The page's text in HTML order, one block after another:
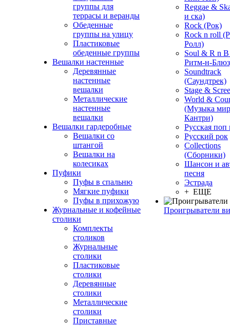
группы для
террасы и веранды
Обеденные
группы на улицу
Пластиковые
обеденные группы
Вешалки настенные
Деревянные
настенные
вешалки
Металлические
настенные
вешалки
Вешалки гардеробные
Вешалки со
штангой
Вешалки на
колесиках
Пуфики
Пуфы в спальню
Мягкие пуфики
Пуфы в прихожую
Журнальные и кофейные
столики
Комплекты
столиков
Журнальные
столики
Пластиковые
столики
Деревянные
столики
Металлические
столики
Приставные
Reggae &
и ска)
Rock (Рок)
Rock n roll
Ролл)
Soul & R n
Ритм-н-
Soundtrack
(Саундтрек)
Stage &
World &
(Музыка
Кантри)
Русская поп
Русский рок
Сollections
(Сборники)
Шансон и
песня
Эстрада
+ ЕЩЕ
Проигрыватели